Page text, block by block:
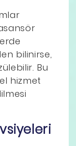
bilinirse,
Bu
hizmet